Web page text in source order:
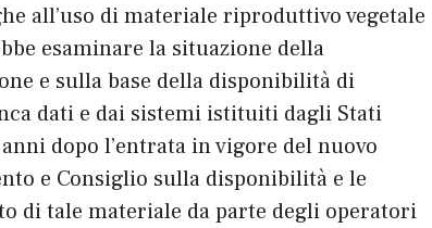
all’uso di materiale riproduttivo vegetale
esaminare la situazione della
e sulla base della disponibilità di
dati e dai sistemi istituiti dagli Stati
dopo l’entrata in vigore del nuovo
e Consiglio sulla disponibilità e le
di tale materiale da parte degli operatori